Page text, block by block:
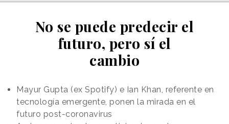
No se puede predecir el
futuro, pero sí el
cambio
Mayur Gupta (ex Spotify) e Ian Khan, referente en
tecnología emergente, ponen la mirada en el
futuro post-coronavirus